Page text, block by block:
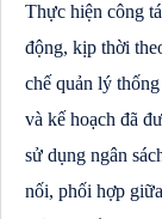
Thực hiện công
động, kịp thời
chế quản lý
và kế hoạch đã
sử dụng ngân
nối, phối hợp